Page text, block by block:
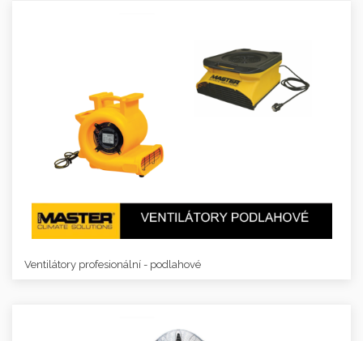
Ventilátory profesionální - podlahové